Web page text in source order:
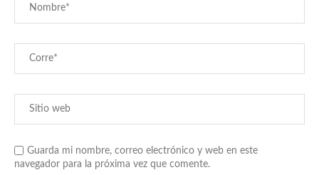
Guarda mi nombre, correo electrónico y web en este
navegador para la próxima vez que comente.